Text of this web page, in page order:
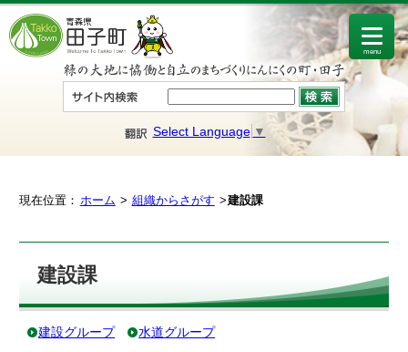
Select Language ▼
menu
現在位置： ホーム 組織からさがす 建設課
建設課
建設グループ 水道グループ